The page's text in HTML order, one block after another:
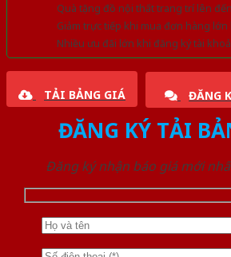
Quà tặng đồ nội thất trang trí lên đến
Giảm trực tiếp khi mua đơn hàng lớn
Nhiều ưu đãi lớn khi đăng ký tài
TẢI BẢNG GIÁ ĐĂNG
ĐĂNG KÝ TẢI
Đăng ký nhận báo giá mới